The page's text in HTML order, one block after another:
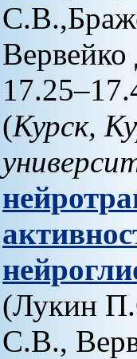
(Курск,
(Лукин
С.В.,